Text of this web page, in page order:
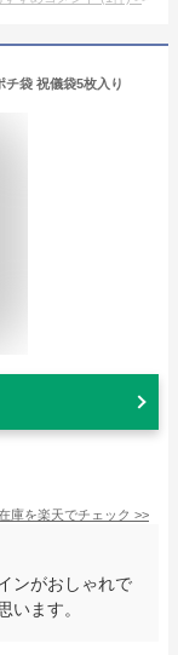
袋 祝儀袋5枚入り
庫を楽天でチェック >>
ンがおしゃれで
います。